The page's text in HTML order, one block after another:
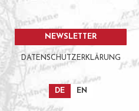
NEWSLETTER
DATENSCHUTZERKLÄRUNG
DE EN